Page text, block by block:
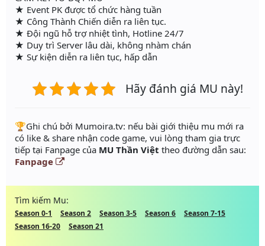
★ Event PK được tổ chức hàng tuần
★ Công Thành Chiến diễn ra liên tục.
★ Đội ngũ hỗ trợ nhiệt tình, Hotline 24/7
★ Duy trì Server lâu dài, không nhàm chán
★ Sự kiện diễn ra liên tục, hấp dẫn
Hãy đánh giá MU này!
️🏆Ghi chú bởi Mumoira.tv: nếu bài giới thiệu mu mới ra
có like & share nhận code game, vui lòng tham gia trực
tiếp tại Fanpage của MU Thần Việt theo đường dẫn sau:
Fanpage
Tìm kiếm Mu:
Season 0-1 Season 2 Season 3-5 Season 6
Season 7-15
Season 16-20
Season 21